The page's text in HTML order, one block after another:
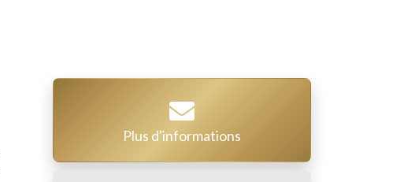
Plus d'informations